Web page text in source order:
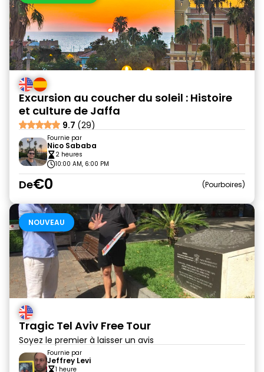
Excursion au coucher du soleil : Histoire
et culture de Jaffa
9.7 (29)
Fournie par
Nico Sababa
2 heures
10:00 AM, 6:00 PM
De€0 Pourboires
NOUVEAU
Tragic Tel Aviv Free Tour
Soyez le premier à laisser un avis
Fournie par
Jeffrey Levi
1 heure